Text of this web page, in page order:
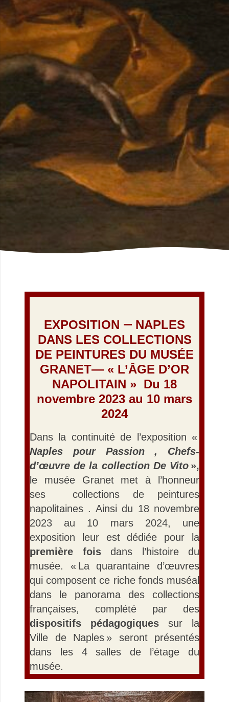
EXPOSITION — NAPLES
DANS LES COLLECTIONS
DE PEINTURES DU MUSÉE
GRANET— « L’ÂGE D’OR
NAPOLITAIN » Du 18
novembre 2023 au 10 mars
2024
Dans la continuité de l’exposition «
Naples pour Passion , Chefs-
d’œuvre de la collection De Vito »,
le musée Granet met à l’honneur
ses collections de peintures
napolitaines . Ainsi du 18 novembre
2023 au 10 mars 2024, une
exposition leur est dédiée pour la
première foisdans l’histoire du
musée. « La quarantaine d’œuvres
qui composent ce riche fonds muséal
dans le panorama des collections
françaises, complété par des
dispositifs pédagogiques sur la
Ville de Naples » seront présentés
dans les 4 salles de l’étage du
musée.